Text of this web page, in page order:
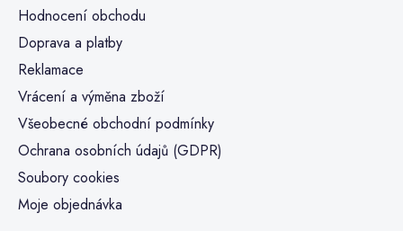
Hodnocení obchodu
Doprava a platby
Reklamace
Vrácení a výměna zboží
Všeobecné obchodní podmínky
Ochrana osobních údajů (GDPR)
Soubory cookies
Moje objednávka